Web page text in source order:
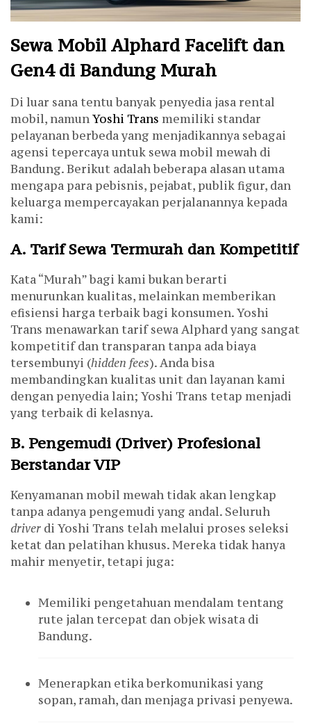
Sewa Mobil Alphard Facelift dan
Gen4 di Bandung Murah
Di luar sana tentu banyak penyedia jasa rental
mobil, namunYoshi Trans memiliki standar
pelayanan berbeda yang menjadikannya sebagai
agensi tepercaya untuk sewa mobil mewah di
Bandung. Berikut adalah beberapa alasan utama
mengapa para pebisnis, pejabat, publik figur, dan
keluarga mempercayakan perjalanannya kepada
kami:
A. Tarif Sewa Termurah dan Kompetitif
Kata “Murah” bagi kami bukan berarti
menurunkan kualitas, melainkan memberikan
efisiensi harga terbaik bagi konsumen. Yoshi
Trans menawarkan tarif sewa Alphard yang sangat
kompetitif dan transparan tanpa ada biaya
tersembunyi (hidden fees). Anda bisa
membandingkan kualitas unit dan layanan kami
dengan penyedia lain; Yoshi Trans tetap menjadi
yang terbaik di kelasnya.
B. Pengemudi (Driver) Profesional
Berstandar VIP
Kenyamanan mobil mewah tidak akan lengkap
tanpa adanya pengemudi yang andal. Seluruh
driver di Yoshi Trans telah melalui proses seleksi
ketat dan pelatihan khusus. Mereka tidak hanya
mahir menyetir, tetapi juga:
Memiliki pengetahuan mendalam tentang
rute jalan tercepat dan objek wisata di
Bandung.
Menerapkan etika berkomunikasi yang
sopan, ramah, dan menjaga privasi penyewa.